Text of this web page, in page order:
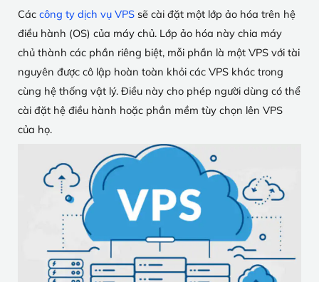
Các công ty dịch vụ VPS sẽ cài đặt một lớp ảo hóa trên hệ
điều hành (OS) của máy chủ. Lớp ảo hóa này chia máy
chủ thành các phần riêng biệt, mỗi phần là một VPS với tài
nguyên được cô lập hoàn toàn khỏi các VPS khác trong
cùng hệ thống vật lý. Điều này cho phép người dùng có thể
cài đặt hệ điều hành hoặc phần mềm tùy chọn lên VPS
của họ.